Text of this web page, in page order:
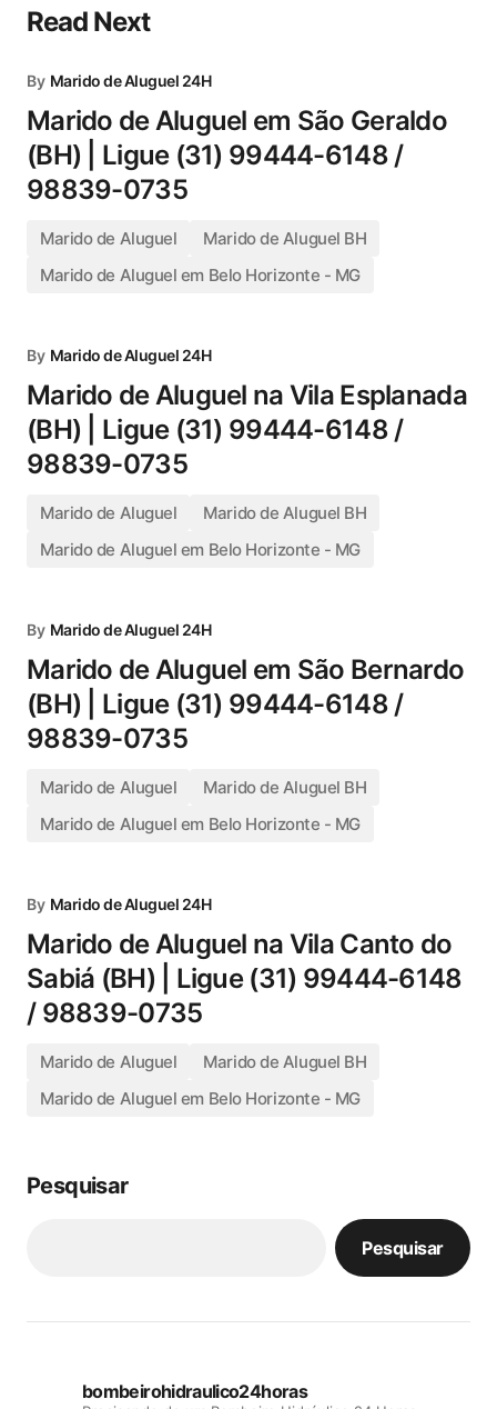
Read Next
By Marido de Aluguel 24H
Marido de Aluguel em São Geraldo
(BH) | Ligue (31) 99444-6148 /
98839-0735
Marido de Aluguel
Marido de Aluguel BH
Marido de Aluguel em Belo Horizonte - MG
By Marido de Aluguel 24H
Marido de Aluguel na Vila Esplanada
(BH) | Ligue (31) 99444-6148 /
98839-0735
Marido de Aluguel
Marido de Aluguel BH
Marido de Aluguel em Belo Horizonte - MG
By Marido de Aluguel 24H
Marido de Aluguel em São Bernardo
(BH) | Ligue (31) 99444-6148 /
98839-0735
Marido de Aluguel
Marido de Aluguel BH
Marido de Aluguel em Belo Horizonte - MG
By Marido de Aluguel 24H
Marido de Aluguel na Vila Canto do
Sabiá (BH) | Ligue (31) 99444-6148
/ 98839-0735
Marido de Aluguel
Marido de Aluguel BH
Marido de Aluguel em Belo Horizonte - MG
Pesquisar
Pesquisar
bombeirohidraulico24horas